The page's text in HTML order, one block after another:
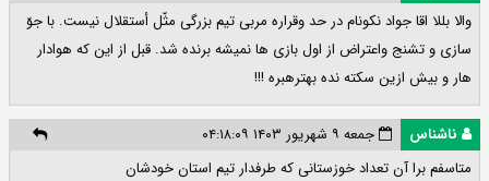
والا بللا اقا جواد نكونام در حد وقراره مربى تيم بزرگى مثّل أستقلال نيست. با جوّ
سازى و تشنج واعتراض از اول بازى ها نميشه برنده شد. قبل از اين كه هوادار
هار و بيش ازين سكته نده بهترهبره !!!
ناشناس
جمعه ۹ شهریور ۱۴۰۳ ۰۴:۱۸:۰۹
متاسفم برا آن تعداد خوزستانی که طرفدار تیم استان خودشان